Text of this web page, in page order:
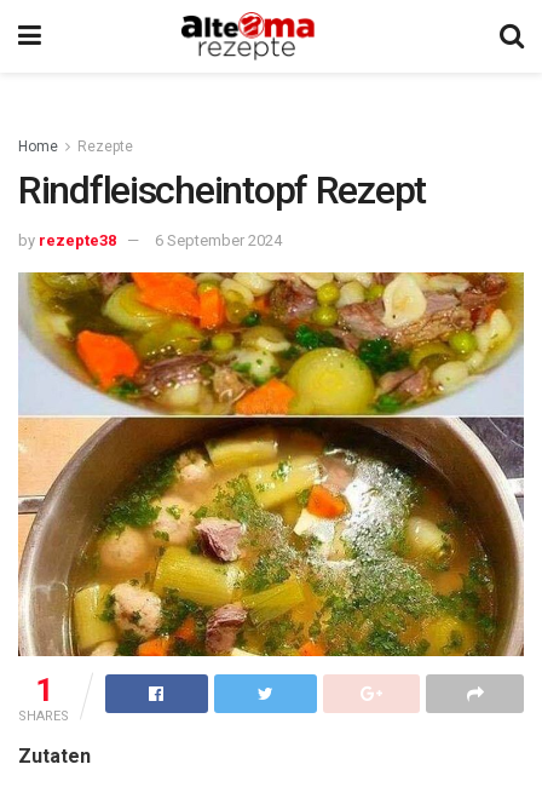
Home Rezepte
Rindfleischeintopf Rezept
by rezepte38 6 September 2024
1
SHARES
Zutaten